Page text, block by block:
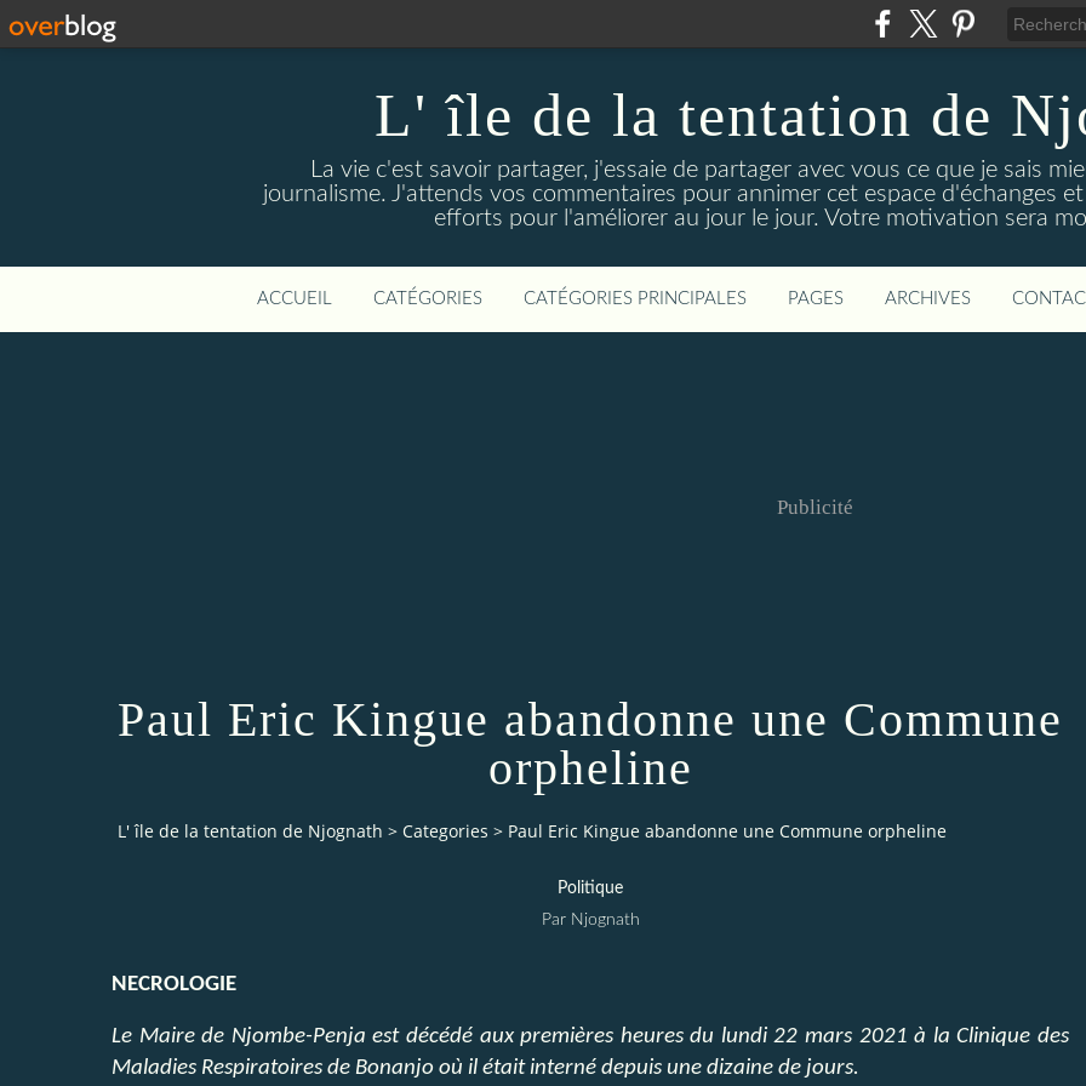
L' île de la tentation de
La vie c'est savoir partager, j'essaie de partager avec vous ce que je sais
journalisme. J'attends vos commentaires pour annimer cet espace d'échanges
efforts pour l'améliorer au jour le jour. Votre motivation sera
ACCUEIL CATÉGORIES CATÉGORIES PRINCIPALES PAGES ARCHIVES
Publicité
Paul Eric Kingue abandonne une Commune
orpheline
L' île de la tentation de Njognath > Categories > Paul Eric Kingue abandonne une Commune orpheline
Politique
Par Njognath
NECROLOGIE
Le Maire de Njombe-Penja est décédé aux premières heures du lundi 22 mars 2021 à la Clinique des
Maladies Respiratoires de Bonanjo où il était interné depuis une dizaine de jours.